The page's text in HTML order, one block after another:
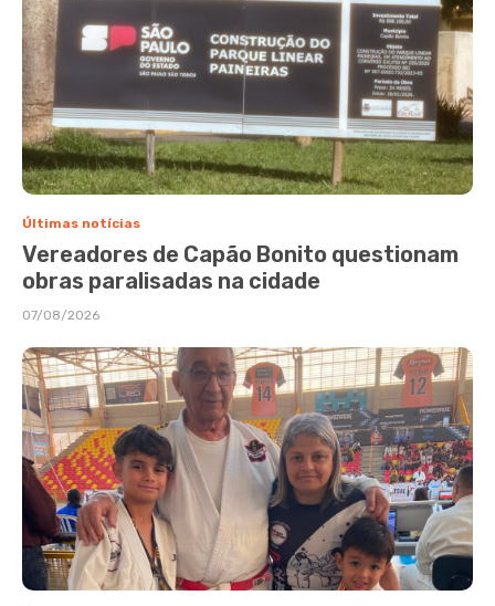
Últimas notícias
Vereadores de Capão Bonito questionam
obras paralisadas na cidade
07/08/2026